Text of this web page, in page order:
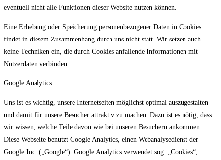
eventuell nicht alle Funktionen dieser Website nutzen können.
Eine Erhebung oder Speicherung personenbezogener Daten in Cookies
findet in diesem Zusammenhang durch uns nicht statt. Wir setzen auch
keine Techniken ein, die durch Cookies anfallende Informationen mit
Nutzerdaten verbinden.
Google Analytics:
Uns ist es wichtig, unsere Internetseiten möglichst optimal auszugestalten
und damit für unsere Besucher attraktiv zu machen. Dazu ist es nötig, dass
wir wissen, welche Teile davon wie bei unseren Besuchern ankommen.
Diese Webseite benutzt Google Analytics, einen Webanalysedienst der
Google Inc. („Google“). Google Analytics verwendet sog. „Cookies“,